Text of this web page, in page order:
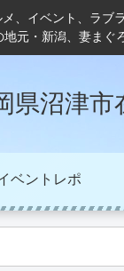
、イベント、ラ
元・新潟、妻まぐ
県沼津
ベントレポ